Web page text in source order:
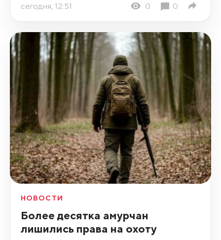
сегодня, 12:51 0 0
НОВОСТИ
Более десятка амурчан
лишились права на охоту